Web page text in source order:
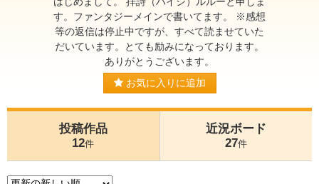
す。ファンタジーメインで書いてます。 ※感想
等の返信は停止中ですが、すべて読ませていた
だいています。とても励みになっております。
ありがとうございます。
お気に入りに追加
投稿作品
12件
近況ボード
27件